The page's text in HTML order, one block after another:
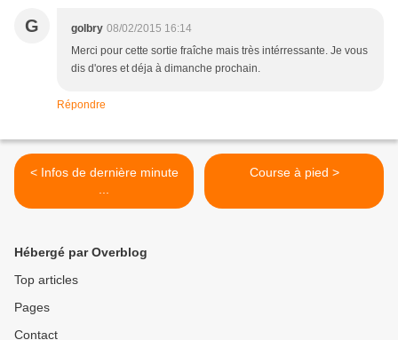
G golbry 08/02/2015 16:14
Merci pour cette sortie fraîche mais très intérressante. Je vous
dis d'ores et déja à dimanche prochain.
Répondre
< Infos de dernière minute
Course à pied >
Hébergé par Overblog
Top articles
Pages
Contact